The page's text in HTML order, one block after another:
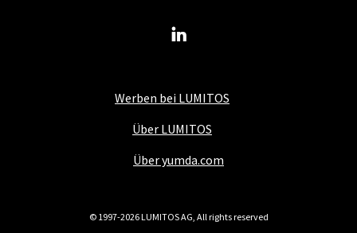
Werben bei LUMITOS
Über LUMITOS
Über yumda.com
© 1997-2026 LUMITOS AG, All rights reserved